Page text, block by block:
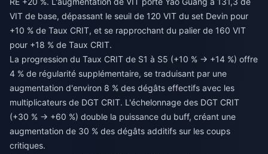
VIT de base, dépassant le seuil de 120 VIT du set Devin pour
+10 % de Taux CRIT, et se rapprochant du palier de 160 VIT
pour +18 % de Taux CRIT.
La progression du Taux CRIT de S1 à S5 (+10 % → +14 %) offre
4 % de régularité supplémentaire, se traduisant par une
augmentation d'environ 8 % des dégâts effectifs avec les
multiplicateurs de DGT CRIT. L'échelonnage des DGT CRIT
(+30 % → +60 %) double la puissance du buff, créant une
augmentation de 30 % des dégâts additifs sur les coups
critiques.